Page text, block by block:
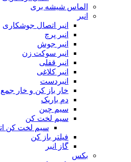
الماس شیشه بری
انبر
انبر اتصال جوشکاری
انبر پرچ
انبر جوش
انبر سوکت زن
انبر قفلی
انبر کلاغی
انبردست
خار باز کن و خار
دم باریک
سیم چین
سیم لخت کن
سیم لخت کن
فیلتر باز کن
گاز انبر
بکس